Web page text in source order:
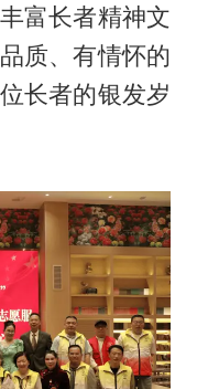
富长者精神文
质、有情怀的
长者的银发岁